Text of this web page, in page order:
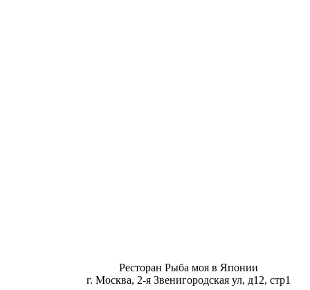
Ресторан Рыба моя в Японии
г. Москва, 2-я Звенигородская ул, д12, стр1